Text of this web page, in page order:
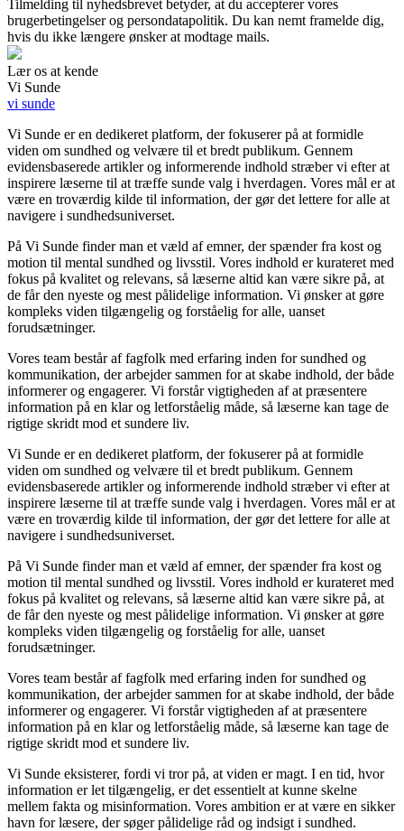
Tilmelding til nyhedsbrevet betyder, at du accepterer vores
brugerbetingelser og persondatapolitik. Du kan nemt framelde dig,
hvis du ikke længere ønsker at modtage mails.
Lær os at kende
Vi Sunde
vi sunde
Vi Sunde er en dedikeret platform, der fokuserer på at formidle
viden om sundhed og velvære til et bredt publikum. Gennem
evidensbaserede artikler og informerende indhold stræber vi efter at
inspirere læserne til at træffe sunde valg i hverdagen. Vores mål er at
være en troværdig kilde til information, der gør det lettere for alle at
navigere i sundhedsuniverset.
På Vi Sunde finder man et væld af emner, der spænder fra kost og
motion til mental sundhed og livsstil. Vores indhold er kurateret med
fokus på kvalitet og relevans, så læserne altid kan være sikre på, at
de får den nyeste og mest pålidelige information. Vi ønsker at gøre
kompleks viden tilgængelig og forståelig for alle, uanset
forudsætninger.
Vores team består af fagfolk med erfaring inden for sundhed og
kommunikation, der arbejder sammen for at skabe indhold, der både
informerer og engagerer. Vi forstår vigtigheden af at præsentere
information på en klar og letforståelig måde, så læserne kan tage de
rigtige skridt mod et sundere liv.
Vi Sunde er en dedikeret platform, der fokuserer på at formidle
viden om sundhed og velvære til et bredt publikum. Gennem
evidensbaserede artikler og informerende indhold stræber vi efter at
inspirere læserne til at træffe sunde valg i hverdagen. Vores mål er at
være en troværdig kilde til information, der gør det lettere for alle at
navigere i sundhedsuniverset.
På Vi Sunde finder man et væld af emner, der spænder fra kost og
motion til mental sundhed og livsstil. Vores indhold er kurateret med
fokus på kvalitet og relevans, så læserne altid kan være sikre på, at
de får den nyeste og mest pålidelige information. Vi ønsker at gøre
kompleks viden tilgængelig og forståelig for alle, uanset
forudsætninger.
Vores team består af fagfolk med erfaring inden for sundhed og
kommunikation, der arbejder sammen for at skabe indhold, der både
informerer og engagerer. Vi forstår vigtigheden af at præsentere
information på en klar og letforståelig måde, så læserne kan tage de
rigtige skridt mod et sundere liv.
Vi Sunde eksisterer, fordi vi tror på, at viden er magt. I en tid, hvor
information er let tilgængelig, er det essentielt at kunne skelne
mellem fakta og misinformation. Vores ambition er at være en sikker
havn for læsere, der søger pålidelige råd og indsigt i sundhed.